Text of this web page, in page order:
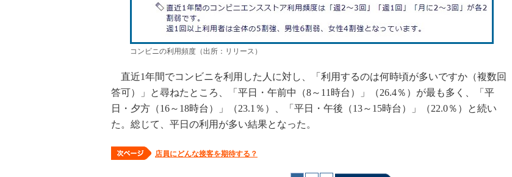
コンビニの利用頻度（出所：リリース）
直近1年間でコンビニを利用した人に対し、「利用するのは何時頃が多いですか（複数回
答可）」と尋ねたところ、「平日・午前中（8～11時台）」（26.4％）が最も多く、「平
日・夕方（16～18時台）」（23.1％）、「平日・午後（13～15時台）」（22.0％）と続い
た。総じて、平日の利用が多い結果となった。
店員にどんな接客を期待する？